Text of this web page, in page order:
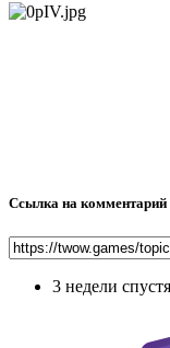
Ссылка на комментарий
3 недели